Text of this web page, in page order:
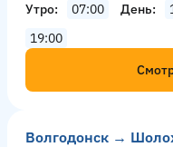
Утро 07:00 День
19:00
Волгодонск →